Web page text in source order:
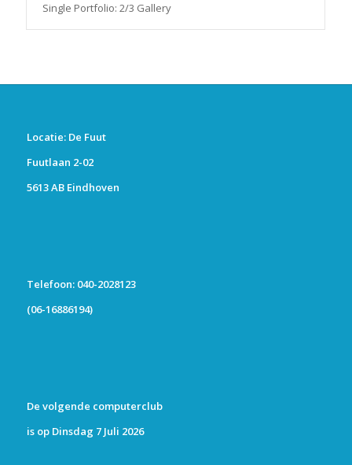
Single Portfolio: 2/3 Gallery
Locatie: De Fuut
Fuutlaan 2-02
5613 AB Eindhoven
Telefoon: 040-2028123
(06-16886194)
De volgende computerclub
is op Dinsdag 7 Juli 2026